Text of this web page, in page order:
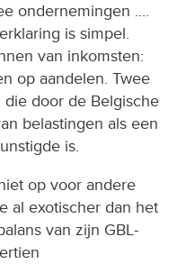
ondernemingen ....
is simpel.
van inkomsten:
op aandelen. Twee
door de Belgische
belastingen als een
is.
op voor andere
al exotischer dan het
van zijn GBL-